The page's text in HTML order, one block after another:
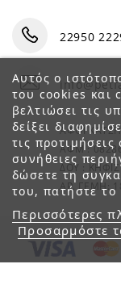
Αυτός ο
του cookies και
βελτιώσει τις
δείξει
τις
συνήθειες
δώσετε τη
του, πατήστε το
Περισσότερες
Προσαρμόστε
22950
ΑΦΟΙ
ΑΦΜ :
ΔΟΥ :
ΑΡ. ΓΕΜΗ: